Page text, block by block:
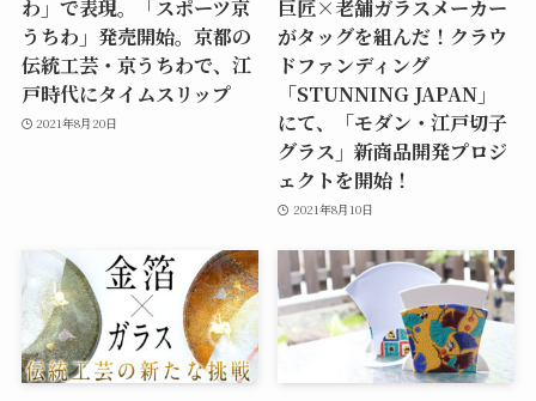
わ」で表現。「スポーツ京
うちわ」発売開始。京都の
伝統工芸・京うちわで、江
戸時代にタイムスリップ
2021年8月20日
巨匠×老舗ガラスメーカー
がタッグを組んだ！クラウ
ドファンディング
「STUNNING JAPAN」
にて、「モダン・江戸切子
グラス」新商品開発プロジ
ェクトを開始！
2021年8月10日